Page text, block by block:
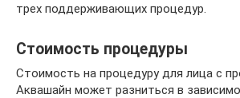
трех поддерживающих процедур.
Стоимость процедуры
Стоимость на процедуру для лица с
Аквашайн может разниться в